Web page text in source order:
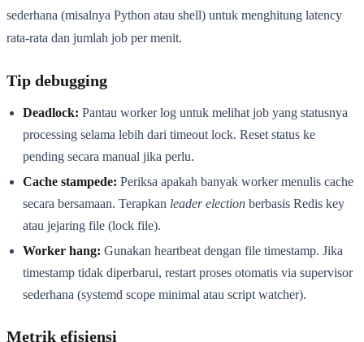
sederhana (misalnya Python atau shell) untuk menghitung latency
rata-rata dan jumlah job per menit.
Tip debugging
Deadlock: Pantau worker log untuk melihat job yang statusnya
processing selama lebih dari timeout lock. Reset status ke
pending secara manual jika perlu.
Cache stampede: Periksa apakah banyak worker menulis cache
secara bersamaan. Terapkan leader election berbasis Redis key
atau jejaring file (lock file).
Worker hang: Gunakan heartbeat dengan file timestamp. Jika
timestamp tidak diperbarui, restart proses otomatis via supervisor
sederhana (systemd scope minimal atau script watcher).
Metrik efisiensi